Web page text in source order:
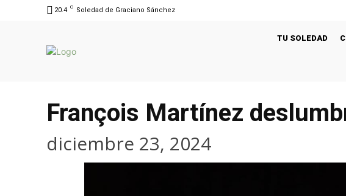
20.4 C Soledad de Graciano Sánchez
TU SOLEDAD
François Martínez
diciembre 23, 2024